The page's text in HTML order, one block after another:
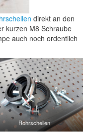
direkt an den
kurzen M8 Schraube
auch noch ordentlich
Rohrschellen